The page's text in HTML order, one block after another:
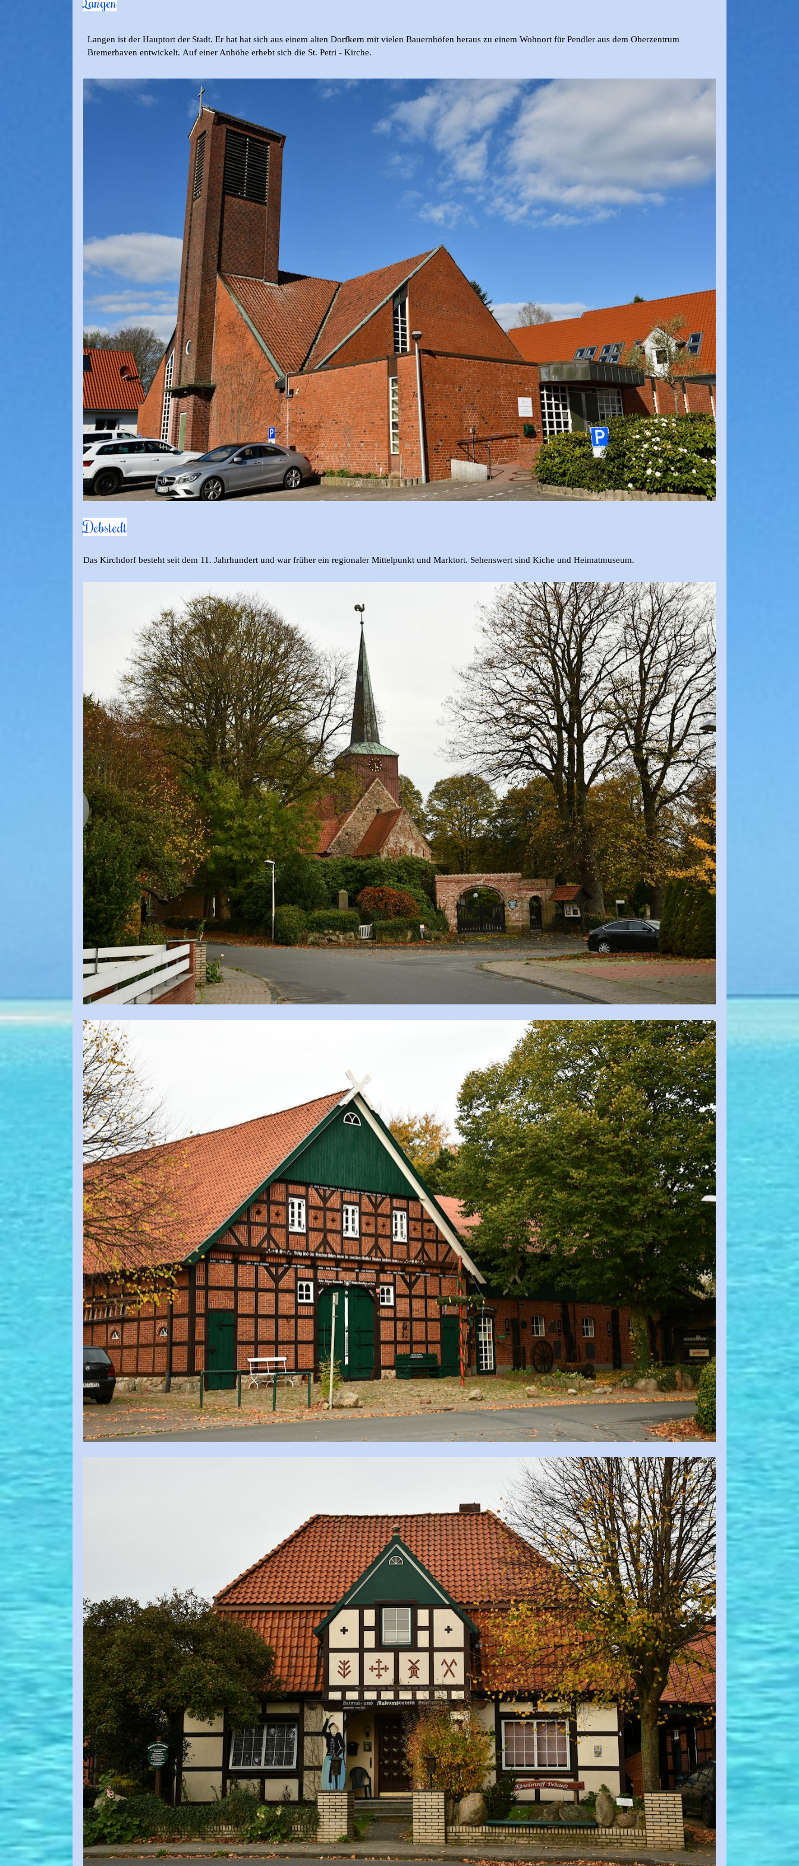
Langen ist der Hauptort der Stadt. Er hat hat sich aus einem alten Dorfkern mit vielen Bauernhöfen heraus zu einem Wohnort für Pendler aus dem Oberzentrum
Bremerhaven entwickelt. Auf einer Anhöhe erhebt sich die St. Petri - Kirche.
Debstedt
Das Kirchdorf besteht seit dem 11. Jahrhundert und war früher ein regionaler Mittelpunkt und Marktort. Sehenswert sind Kiche und Heimatmuseum.